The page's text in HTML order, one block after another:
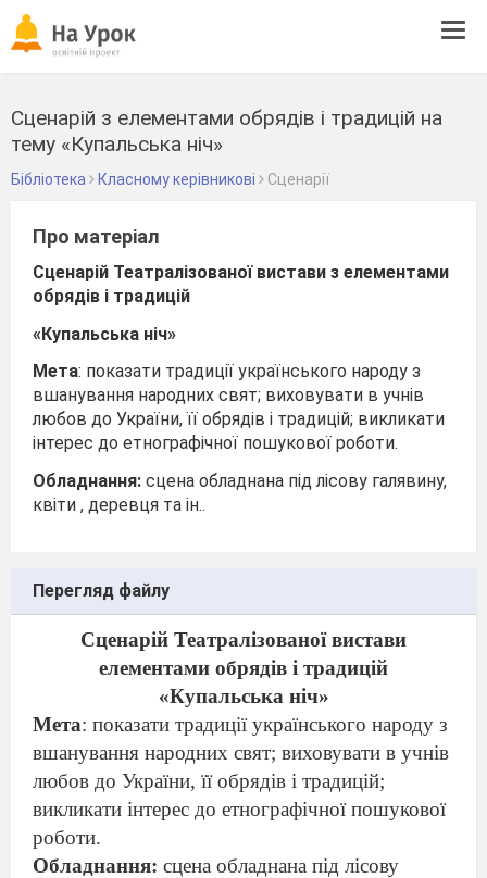
Сценарій з елементами обрядів і традицій на
тему «Купальська ніч»
Бібліотека Класному керівникові Сценарії
Про матеріал
Сценарій Театралізованої вистави з елементами
обрядів і традицій
«Купальська ніч»
Мета: показати традиції українського народу з
вшанування народних свят; виховувати в учнів
любов до України, її обрядів і традицій; викликати
інтерес до етнографічної пошукової роботи.
Обладнання: сцена обладнана під лісову галявину,
квіти , деревця та ін..
Перегляд файлу
Сценарій Театралізованої вистави
елементами обрядів і традицій
«Купальська ніч»
Мета: показати традиції українського народу з
вшанування народних свят; виховувати в учнів
любов до України, її обрядів і традицій;
викликати інтерес до етнографічної пошукової
роботи.
Обладнання: сцена обладнана під лісову